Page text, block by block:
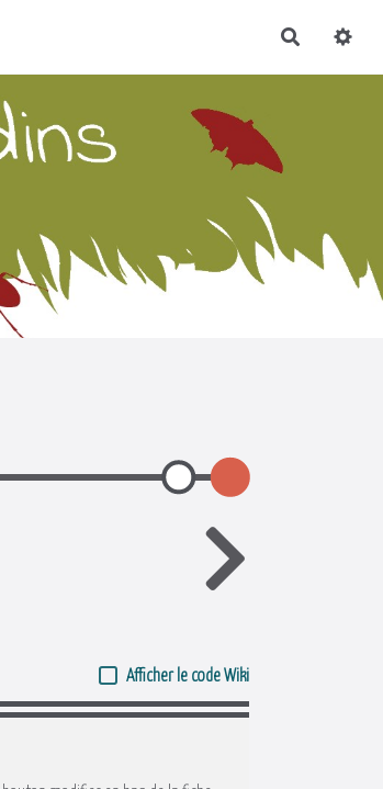
Afficher le code Wiki